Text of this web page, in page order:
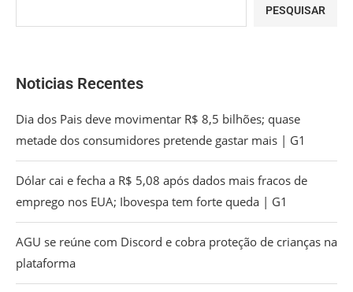
PESQUISAR
Noticias Recentes
Dia dos Pais deve movimentar R$ 8,5 bilhões; quase
metade dos consumidores pretende gastar mais | G1
Dólar cai e fecha a R$ 5,08 após dados mais fracos de
emprego nos EUA; Ibovespa tem forte queda | G1
AGU se reúne com Discord e cobra proteção de crianças na
plataforma